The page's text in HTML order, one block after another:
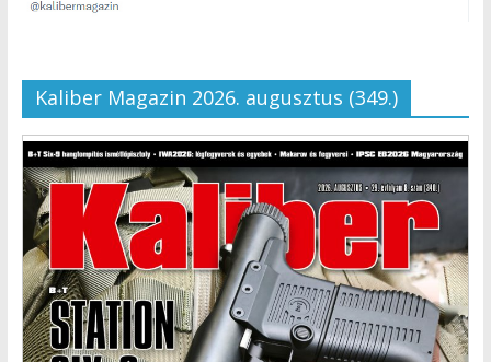
Kaliber Magazin 2026. augusztus (349.)